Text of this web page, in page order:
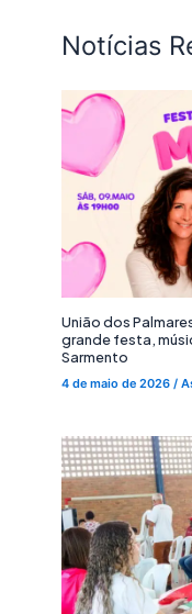
Notícias
União dos
grande festa,
Sarmento
4 de maio de 2026/